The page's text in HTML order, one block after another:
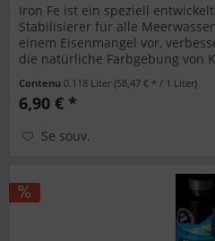
Iron Fe ist ein speziell
Stabilisierer für alle
einem Eisenmangel vor,
die natürliche Farbgebung von
Contenu 0.118 Liter(58,47 € * / 1 Liter)
6,90 € *
Se souv.